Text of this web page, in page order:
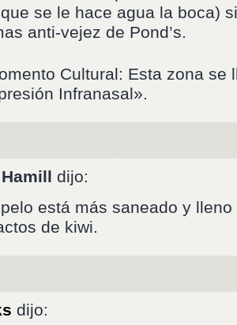
se le hace agua la boca)
anti-vejez de Pond’s.
Cultural: Esta zona se
Infranasal».
dijo:
está más saneado y
de kiwi.
dijo: